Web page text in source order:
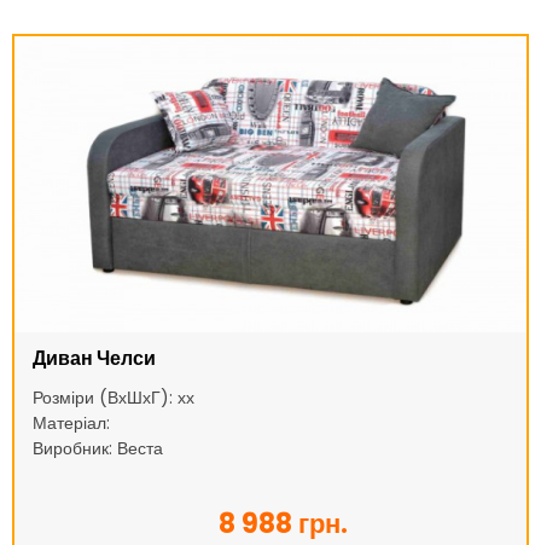
Диван Челси
Розміри (ВхШхГ): хх
Матеріал:
Виробник: Веста
8 988 грн.